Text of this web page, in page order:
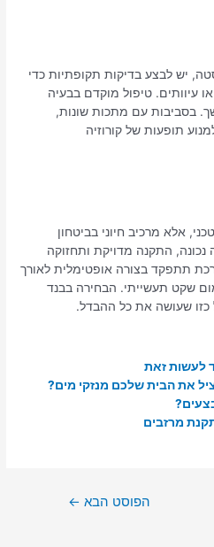
יש לבצע בדיקות תקופתיות כדי
עיוותים. טיפול מוקדם בבעיה
בסביבות עם מתכות שונות,
תופעות של קורוזיה
אלא מרכיב חיוני בביטחון
נכונה, התקנה מדויקת ותחזוקה
תתפקד בצורה אופטימלית לאורך
שקט תעשייתי. הבחירה בבנד
כזו שעושה את כל ההבדל.
לעשות זאת
את הבית שלכם מנזקי מים?
מרזבים
הפוסט הבא ←